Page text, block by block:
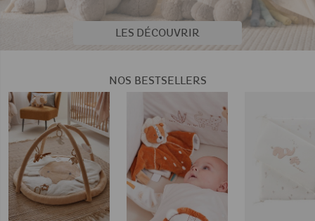
LES DÉCOUVRIR
NOS BESTSELLERS